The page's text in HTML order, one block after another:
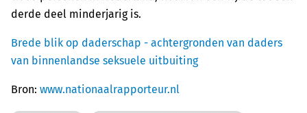
derde deel minderjarig is.
Brede blik op daderschap - achtergronden van daders
van binnenlandse seksuele uitbuiting
Bron: www.nationaalrapporteur.nl